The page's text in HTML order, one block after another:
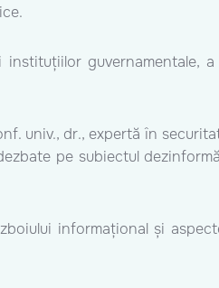
guvernamentale,
univ., dr., expertă în
pe subiectul
informațional și